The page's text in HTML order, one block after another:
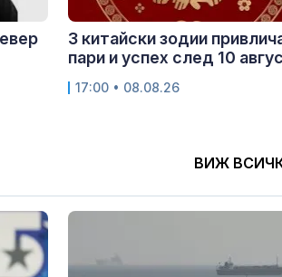
3 китайски зодии
пари и успех след 10
17:00 • 08.08.26
ВИЖ